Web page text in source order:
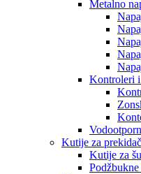
Metalno
Kontroleri
Kutije za
Kutije za